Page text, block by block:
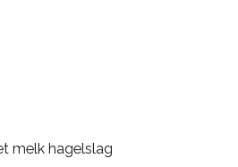
melk hagelslag